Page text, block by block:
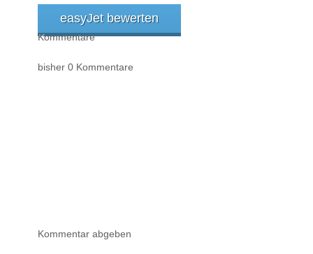
easyJet bewerten
Kommentare
bisher 0 Kommentare
Kommentar abgeben